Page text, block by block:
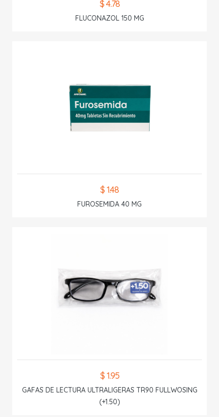
$ 4.78
FLUCONAZOL 150 MG
$ 1.48
FUROSEMIDA 40 MG
$ 1.95
GAFAS DE LECTURA ULTRALIGERAS TR90 FULLWOSING
(+1.50)